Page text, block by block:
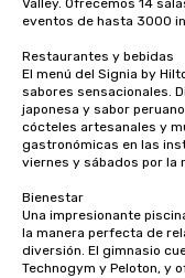
Valley. Ofrecemos 14
eventos de hasta 3000
Restaurantes y bebidas
El menú del Signia by
sabores sensacionales.
japonesa y sabor
cócteles artesanales y
gastronómicas en las
viernes y sábados por la
Bienestar
Una impresionante
la manera perfecta de
diversión. El gimnasio
Technogym y Peloton, y